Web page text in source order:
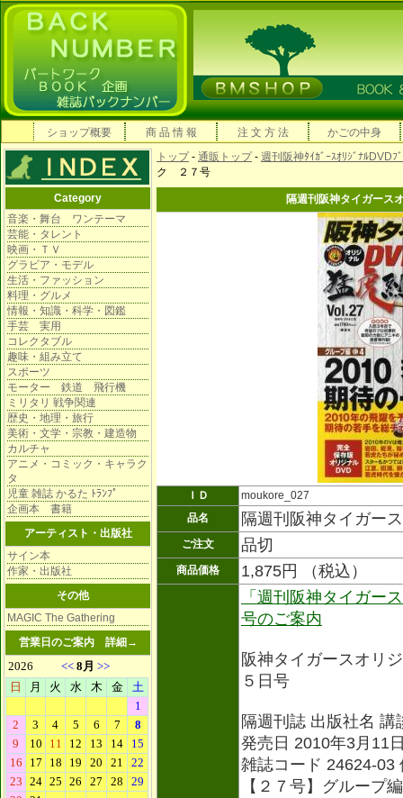
ショップ概要 商 品 情 報 注 文 方 法 かごの中身
Category
音楽・舞台 ワンテーマ
芸能・タレント
映画・ＴＶ
グラビア・モデル
生活・ファッション
料理・グルメ
情報・知識・科学・図鑑
手芸 実用
コレクタブル
趣味・組み立て
スポーツ
モーター 鉄道 飛行機
ミリタリ 戦争関連
歴史・地理・旅行
美術・文学・宗教・建造物
カルチャ
アニメ・コミック・キャラク
タ
児童 雑誌 かるた ﾄﾗﾝﾌﾟ
企画本 書籍
アーティスト・出版社
サイン本
作家・出版社
その他
MAGIC The Gathering
営業日のご案内 詳細→
トップ- 通販トップ- 週刊阪神ﾀｲｶﾞｰｽｵﾘｼﾞﾅﾙDVDﾌ
ク ２７号
隔週刊阪神タイガース
ＩＤ
moukore_027
品名
隔週刊阪神タイガー
ご注文 品切
商品価格 1,875円 （税込）
「週刊阪神タイガー
号のご案内
阪神タイガースオリ
５日号
隔週刊誌 出版社名 講
発売日 2010年3月11
雑誌コード 24624-03
【２７号】グループ